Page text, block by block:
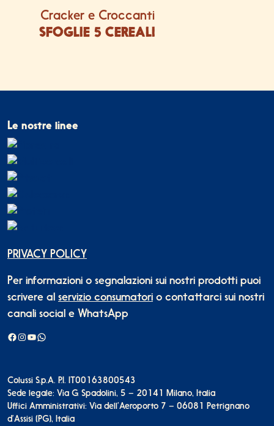
Cracker e Croccanti
SFOGLIE 5 CEREALI
Le nostre linee
PRIVACY POLICY
Per informazioni o segnalazioni sui nostri prodotti puoi
scrivere al servizio consumatori o contattarci sui nostri
canali social e WhatsApp
Facebook InstagramYouTube WhatsApp
Colussi S.p.A. P.I. IT00163800543
Sede legale: Via G. Spadolini, 5 – 20141 Milano, Italia
Uffici Amministrativi: Via dell’Aeroporto 7 – 06081 Petrignano
d’Assisi (PG), Italia